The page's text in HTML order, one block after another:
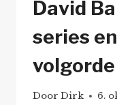
David
series
Door Dirk 6.